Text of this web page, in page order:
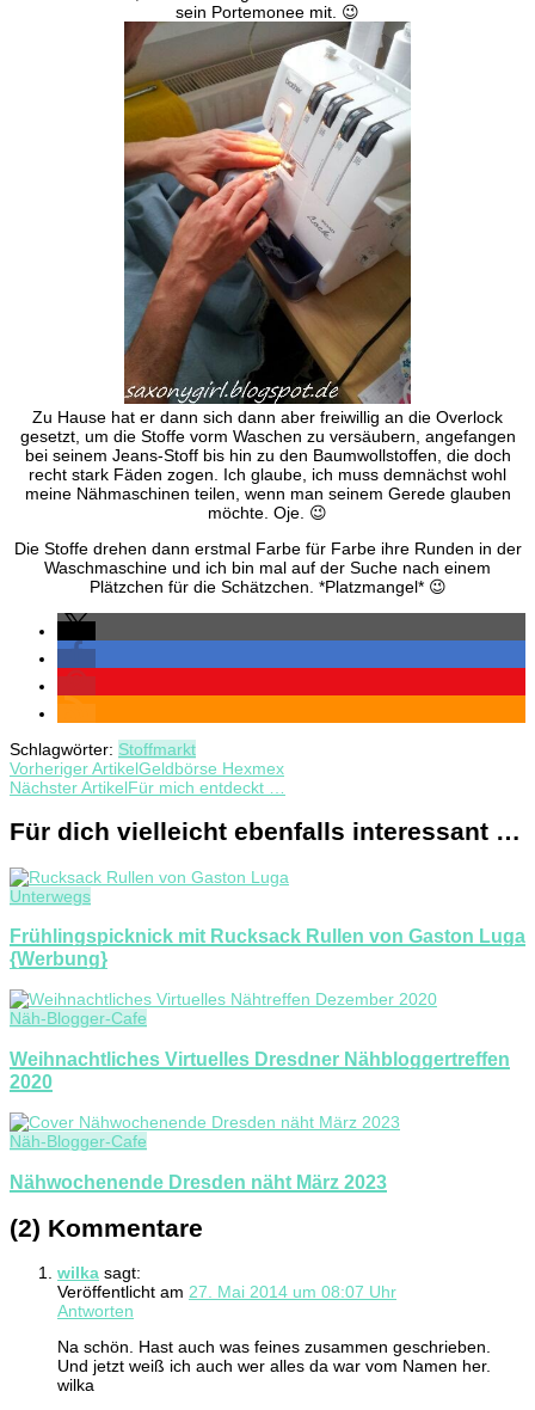
sein Portemonee mit. 😉
Zu Hause hat er dann sich dann aber freiwillig an die Overlock
gesetzt, um die Stoffe vorm Waschen zu versäubern, angefangen
bei seinem Jeans-Stoff bis hin zu den Baumwollstoffen, die doch
recht stark Fäden zogen. Ich glaube, ich muss demnächst wohl
meine Nähmaschinen teilen, wenn man seinem Gerede glauben
möchte. Oje. 😉
Die Stoffe drehen dann erstmal Farbe für Farbe ihre Runden in der
Waschmaschine und ich bin mal auf der Suche nach einem
Plätzchen für die Schätzchen. *Platzmangel* 😉
Schlagwörter: Stoffmarkt
Beitragsnavigation
Vorheriger ArtikelGeldbörse Hexmex
Nächster ArtikelFür mich entdeckt …
Für dich vielleicht ebenfalls interessant …
Unterwegs
Frühlingspicknick mit Rucksack Rullen von Gaston Luga
{Werbung}
Näh-Blogger-Cafe
Weihnachtliches Virtuelles Dresdner Nähbloggertreffen
2020
Näh-Blogger-Cafe
Nähwochenende Dresden näht März 2023
(2) Kommentare
wilka sagt:
Veröffentlicht am 27. Mai 2014 um 08:07 Uhr
Antworten
Na schön. Hast auch was feines zusammen geschrieben.
Und jetzt weiß ich auch wer alles da war vom Namen her.
wilka